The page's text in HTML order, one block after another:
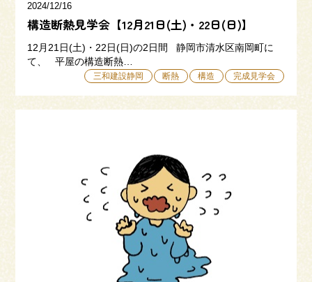
2024/12/16
構造断熱見学会【12月21日(土)・22日(日)】
12月21日(土)・22日(日)の2日間 静岡市清水区南岡町に
て、 平屋の構造断熱…
三和建設静岡 断熱 構造 完成見学会